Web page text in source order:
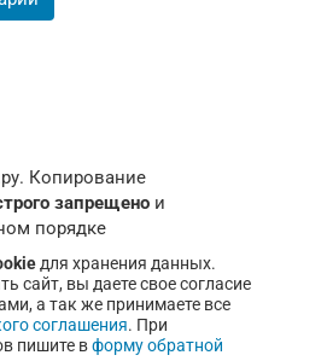
Копирование
запрещено и
порядке
для хранения данных.
сайт, вы даете свое согласие
а так же принимаете все
соглашения. При
пишите вформу обратной